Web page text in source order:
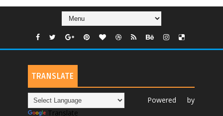
TRANSLATE
Powered by
Translate